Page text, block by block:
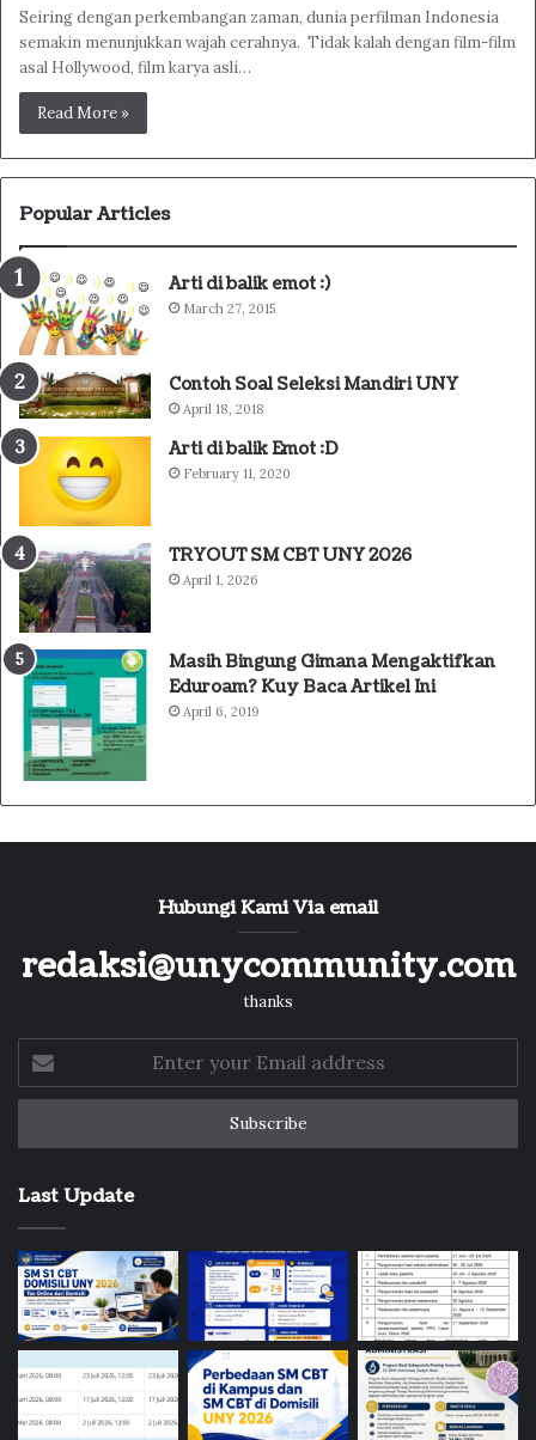
Seiring dengan perkembangan zaman, dunia perfilman Indonesia
semakin menunjukkan wajah cerahnya. Tidak kalah dengan film-film
asal Hollywood, film karya asli…
Read More »
Popular Articles
Arti di balik emot :)
March 27, 2015
Contoh Soal Seleksi Mandiri UNY
April 18, 2018
Arti di balik Emot :D
February 11, 2020
TRYOUT SM CBT UNY 2026
April 1, 2026
Masih Bingung Gimana Mengaktifkan
Eduroam? Kuy Baca Artikel Ini
April 6, 2019
Hubungi Kami Via email
redaksi@unycommunity.com
thanks
your
Email
Last Update